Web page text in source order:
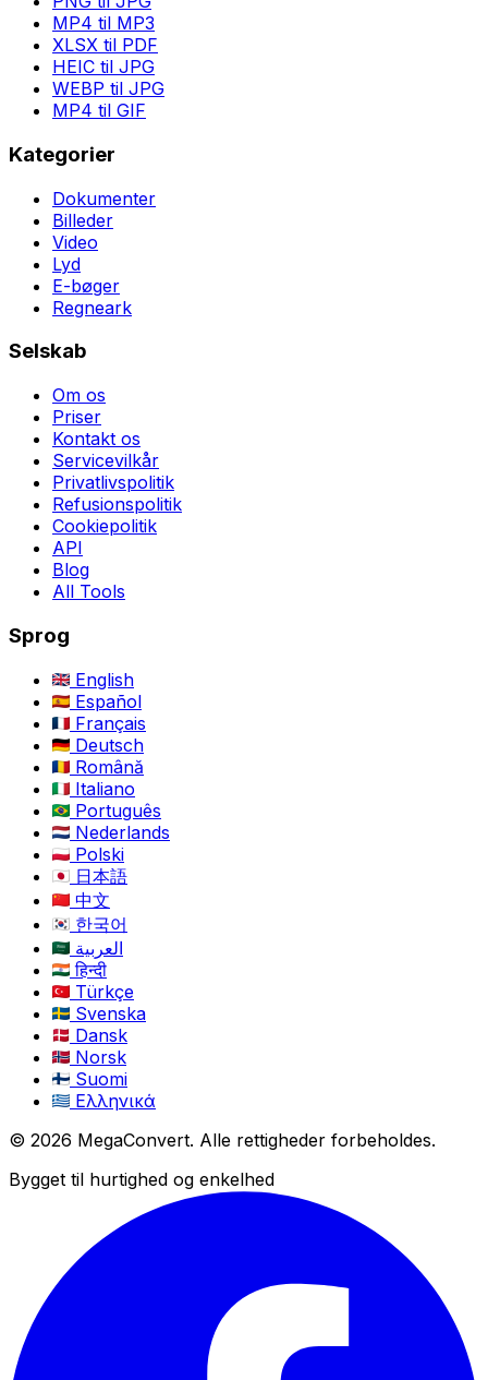
MP4 til MP3
XLSX til PDF
HEIC til JPG
WEBP til JPG
MP4 til GIF
Kategorier
Dokumenter
Billeder
Video
Lyd
E-bøger
Regneark
Selskab
Om os
Priser
Kontakt os
Servicevilkår
Privatlivspolitik
Refusionspolitik
Cookiepolitik
API
Blog
All Tools
Sprog
English
Español
Français
Deutsch
Română
Italiano
Português
Nederlands
Polski
日本語
中文
한국어
العربية
हिन्दी
Türkçe
Svenska
Dansk
Norsk
Suomi
Ελληνικά
© 2026 MegaConvert. Alle rettigheder forbeholdes.
Bygget til hurtighed og enkelhed